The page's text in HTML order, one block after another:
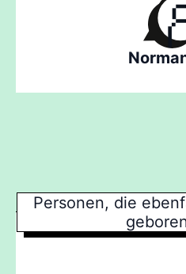
Personen, die